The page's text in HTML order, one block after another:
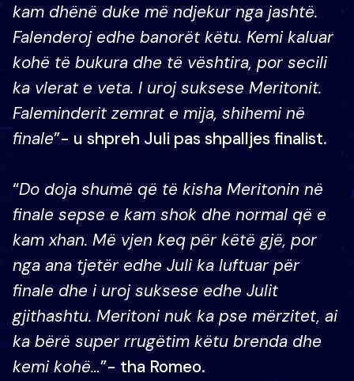
kam dhënë duke më ndjekur nga jashtë.
Falenderoj edhe banorët këtu. Kemi kaluar
kohë të bukura dhe të vështira, por secili
ka vlerat e veta. I uroj suksese Meritonit.
Faleminderit zemrat e mija, shihemi në
finale”- u shpreh Juli pas shpalljes finalist.
“Do doja shumë që të kisha Meritonin në
finale sepse e kam shok dhe normal që e
kam xhan. Më vjen keq për këtë gjë, por
nga ana tjetër edhe Juli ka luftuar për
finale dhe i uroj suksese edhe Julit
gjithashtu. Meritoni nuk ka pse mërzitet, ai
ka bërë super rrugëtim këtu brenda dhe
kemi kohë…”- tha Romeo.